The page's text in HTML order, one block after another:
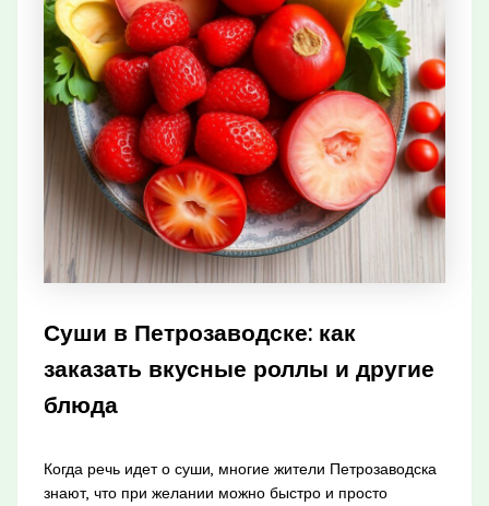
Суши в Петрозаводске: как
заказать вкусные роллы и другие
блюда
Когда речь идет о суши, многие жители Петрозаводска
знают, что при желании можно быстро и просто